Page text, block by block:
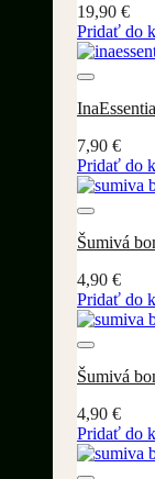
19,90 €
Pridať do
7,90 €
Pridať do
Šumivá
4,90 €
Pridať do
Šumivá
4,90 €
Pridať do